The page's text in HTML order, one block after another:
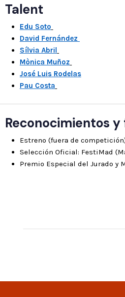
Talent
Edu Soto
David Fernández
Sílvia Abril
Mònica Muñoz
José Luis Rodelas
Pau Costa
Reconocimientos
Estreno (fuera de
Selección Oficial: FestiMad
Premio Especial del Jurado y